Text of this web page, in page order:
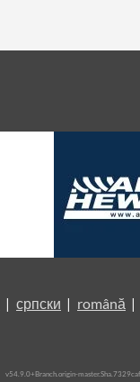
| српски | română |
v54.9.0+Branch.origin-